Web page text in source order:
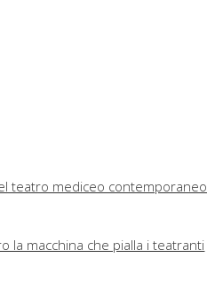
teatro mediceo contemporaneo
la macchina che pialla i teatranti